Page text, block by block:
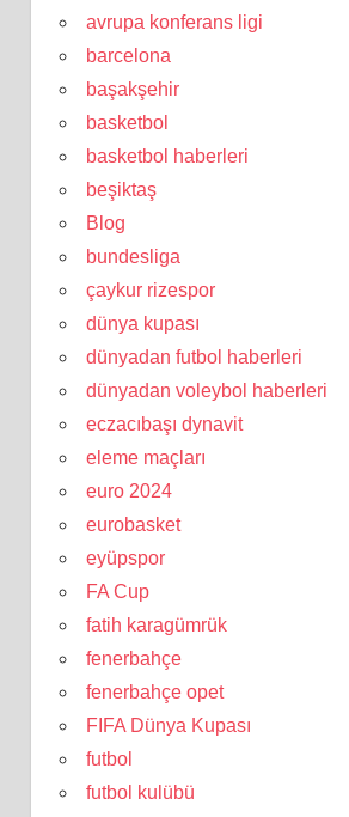
avrupa konferans ligi
barcelona
başakşehir
basketbol
basketbol haberleri
beşiktaş
Blog
bundesliga
çaykur rizespor
dünya kupası
dünyadan futbol haberleri
dünyadan voleybol haberleri
eczacıbaşı dynavit
eleme maçları
euro 2024
eurobasket
eyüpspor
FA Cup
fatih karagümrük
fenerbahçe
fenerbahçe opet
FIFA Dünya Kupası
futbol
futbol kulübü